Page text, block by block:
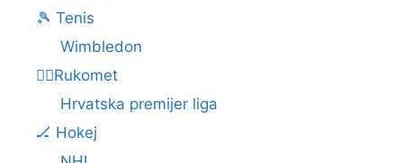
🎾 Tenis
Wimbledon
🤾‍♂️Rukomet
Hrvatska premijer liga
🏒 Hokej